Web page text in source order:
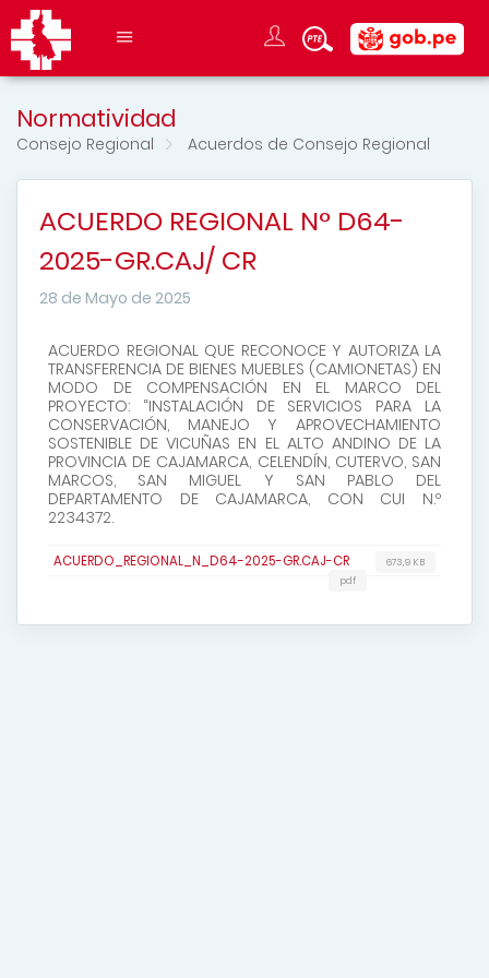
Normatividad
Consejo Regional Acuerdos de Consejo Regional
ACUERDO REGIONAL N° D64-
2025-GR.CAJ/ CR
28 de Mayo de 2025
ACUERDO REGIONAL QUE RECONOCE Y AUTORIZA LA
TRANSFERENCIA DE BIENES MUEBLES (CAMIONETAS) EN
MODO DE COMPENSACIÓN EN EL MARCO DEL
PROYECTO: “INSTALACIÓN DE SERVICIOS PARA LA
CONSERVACIÓN, MANEJO Y APROVECHAMIENTO
SOSTENIBLE DE VICUÑAS EN EL ALTO ANDINO DE LA
PROVINCIA DE CAJAMARCA, CELENDÍN, CUTERVO, SAN
MARCOS, SAN MIGUEL Y SAN PABLO DEL
DEPARTAMENTO DE CAJAMARCA, CON CUI N.º
2234372.
ACUERDO_REGIONAL_N_D64-2025-GR.CAJ-CR
673,9 KB
pdf